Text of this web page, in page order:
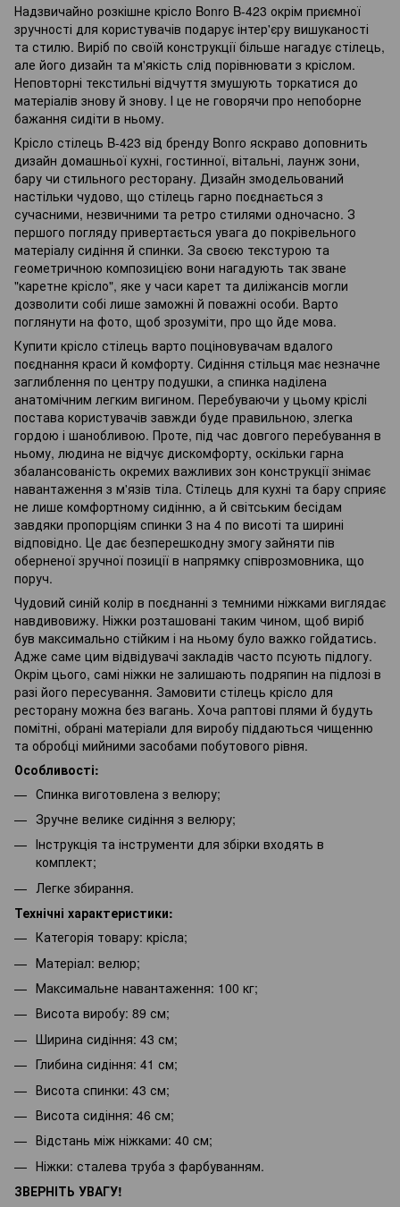
Надзвичайно розкішне крісло Bonro B-423 окрім приємної
зручності для користувачів подарує інтер'єру вишуканості
та стилю. Виріб по своїй конструкції більше нагадує стілець,
але його дизайн та м'якість слід порівнювати з кріслом.
Неповторні текстильні відчуття змушують торкатися до
матеріалів знову й знову. І це не говорячи про непоборне
бажання сидіти в ньому.
Крісло стілець B-423 від бренду Bonro яскраво доповнить
дизайн домашньої кухні, гостинної, вітальні, лаунж зони,
бару чи стильного ресторану. Дизайн змодельований
настільки чудово, що стілець гарно поєднається з
сучасними, незвичними та ретро стилями одночасно. З
першого погляду привертається увага до покрівельного
матеріалу сидіння й спинки. За своєю текстурою та
геометричною композицією вони нагадують так зване
"каретне крісло", яке у часи карет та диліжансів могли
дозволити собі лише заможні й поважні особи. Варто
поглянути на фото, щоб зрозуміти, про що йде мова.
Купити крісло стілець варто поціновувачам вдалого
поєднання краси й комфорту. Сидіння стільця має незначне
заглиблення по центру подушки, а спинка наділена
анатомічним легким вигином. Перебуваючи у цьому кріслі
постава користувачів завжди буде правильною, злегка
гордою і шанобливою. Проте, під час довгого перебування в
ньому, людина не відчує дискомфорту, оскільки гарна
збалансованість окремих важливих зон конструкції знімає
навантаження з м'язів тіла. Стілець для кухні та бару сприяє
не лише комфортному сидінню, а й світським бесідам
завдяки пропорціям спинки 3 на 4 по висоті та ширині
відповідно. Це дає безперешкодну змогу зайняти пів
оберненої зручної позиції в напрямку співрозмовника, що
поруч.
Чудовий синій колір в поєднанні з темними ніжками виглядає
навдивовижу. Ніжки розташовані таким чином, щоб виріб
був максимально стійким і на ньому було важко гойдатись.
Адже саме цим відвідувачі закладів часто псують підлогу.
Окрім цього, самі ніжки не залишають подряпин на підлозі в
разі його пересування. Замовити стілець крісло для
ресторану можна без вагань. Хоча раптові плями й будуть
помітні, обрані матеріали для виробу піддаються чищенню
та обробці мийними засобами побутового рівня.
Особливості:
Спинка виготовлена з велюру;
Зручне велике сидіння з велюру;
Інструкція та інструменти для збірки входять в
комплект;
Легке збирання.
Технічні характеристики:
Категорія товару: крісла;
Матеріал: велюр;
Максимальне навантаження: 100 кг;
Висота виробу: 89 см;
Ширина сидіння: 43 см;
Глибина сидіння: 41 см;
Висота спинки: 43 см;
Висота сидіння: 46 см;
Відстань між ніжками: 40 см;
Ніжки: сталева труба з фарбуванням.
ЗВЕРНІТЬ УВАГУ!